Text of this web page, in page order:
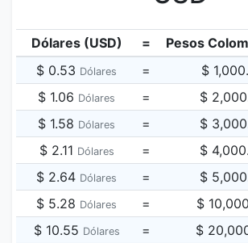
Dólares (USD) =
Pesos
$ 0.53 Dólares = $
$ 1.06 Dólares = $
$ 1.58 Dólares = $
$ 2.11 Dólares = $
$ 2.64 Dólares = $
$ 5.28 Dólares = $
$ 10.55 Dólares = $